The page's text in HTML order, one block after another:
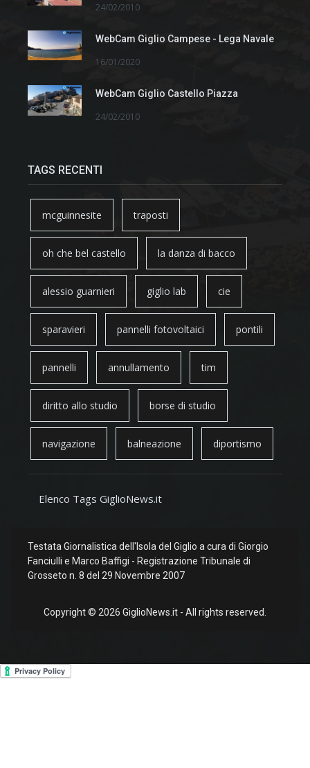
24/02/2010
WebCam Giglio Campese - Lega Navale
16/01/2020
WebCam Giglio Castello Piazza
24/02/2010
TAGS RECENTI
mcguinnesite traposti
oh che bel castello la danza di bacco
alessio guarnieri giglio lab cie
sparavieri pannelli fotovoltaici pontili
pannelli annullamento tim
diritto allo studio borse di studio
navigazione balneazione diportismo
Elenco Tags GiglioNews.it
Testata Giornalistica dell'Isola del Giglio a cura di Giorgio
Fanciulli e Marco Baffigi - Registrazione Tribunale di
Grosseto n. 8 del 29 Novembre 2007
Copyright © 2026 GiglioNews.it - All rights reserved.